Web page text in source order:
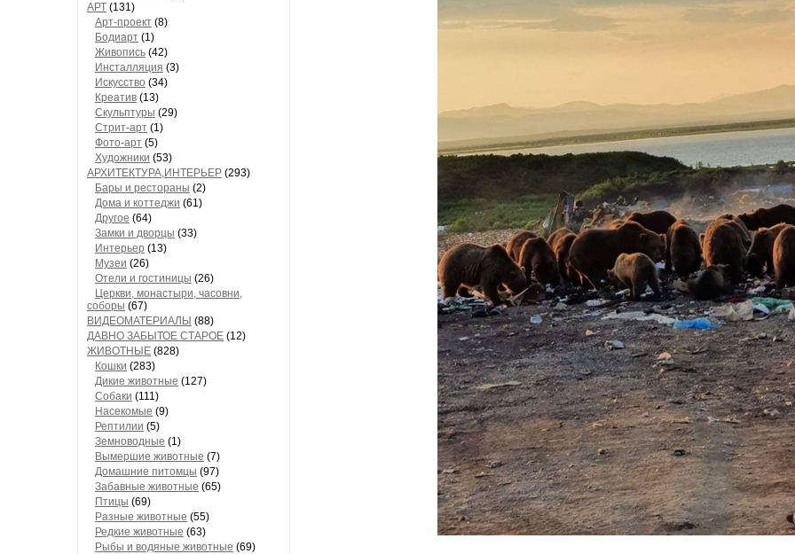
АРТ (131)
Арт-проект (8)
Бодиарт (1)
Живопись (42)
Инсталляция (3)
Искусство (34)
Креатив (13)
Скульптуры (29)
Стрит-арт (1)
Фото-арт (5)
Художники (53)
АРХИТЕКТУРА,ИНТЕРЬЕР (293)
Бары и рестораны (2)
Дома и коттеджи (61)
Другое (64)
Замки и дворцы (33)
Интерьер (13)
Музеи (26)
Отели и гостиницы (26)
Церкви, монастыри, часовни,
соборы (67)
ВИДЕОМАТЕРИАЛЫ (88)
ДАВНО ЗАБЫТОЕ СТАРОЕ (12)
ЖИВОТНЫЕ (828)
Кошки (283)
Дикие животные (127)
Собаки (111)
Насекомые (9)
Рептилии (5)
Земноводные (1)
Вымершие животные (7)
Домашние питомцы (97)
Забавные животные (65)
Птицы (69)
Разные животные (55)
Редкие животные (63)
Рыбы и водяные животные (69)